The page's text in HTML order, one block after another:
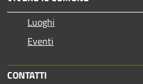
Luoghi
Eventi
CONTATTI